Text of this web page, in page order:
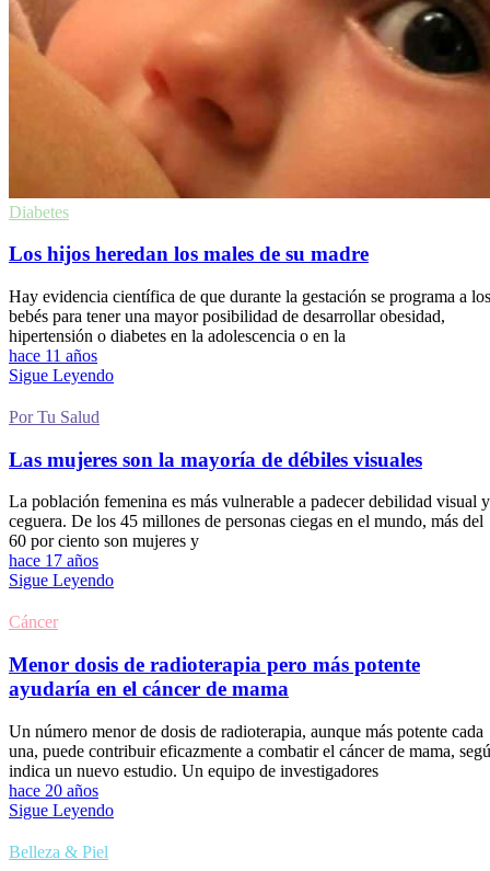
Diabetes
Los hijos heredan los males de su madre
Hay evidencia científica de que durante la gestación se programa a los
bebés para tener una mayor posibilidad de desarrollar obesidad,
hipertensión o diabetes en la adolescencia o en la
hace 11 años
Sigue Leyendo
Por Tu Salud
Las mujeres son la mayoría de débiles visuales
La población femenina es más vulnerable a padecer debilidad visual y
ceguera. De los 45 millones de personas ciegas en el mundo, más del
60 por ciento son mujeres y
hace 17 años
Sigue Leyendo
Cáncer
Menor dosis de radioterapia pero más potente
ayudaría en el cáncer de mama
Un número menor de dosis de radioterapia, aunque más potente cada
una, puede contribuir eficazmente a combatir el cáncer de mama,
indica un nuevo estudio. Un equipo de investigadores
hace 20 años
Sigue Leyendo
Belleza & Piel